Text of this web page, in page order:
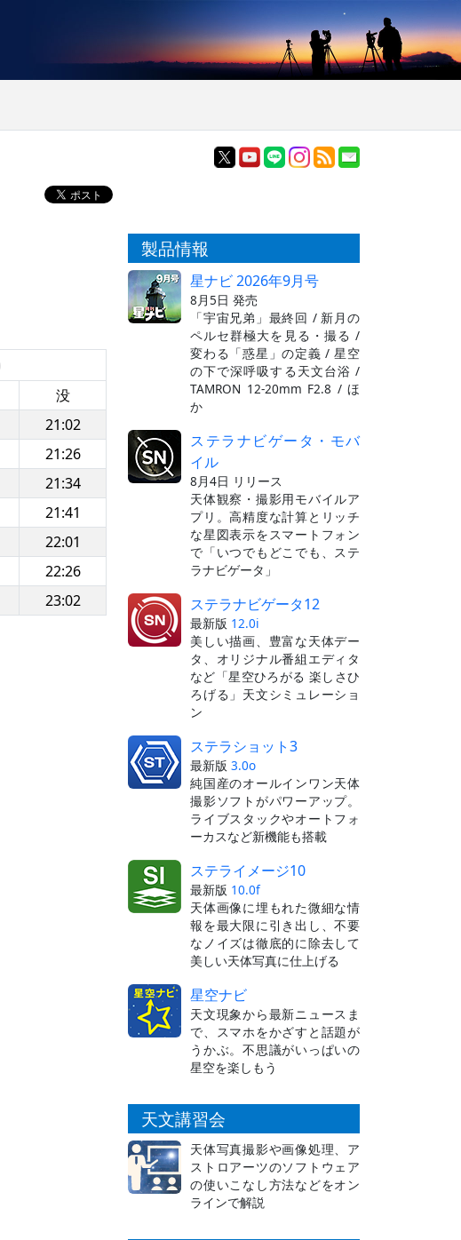
没
21:02
21:26
21:34
21:41
22:01
22:26
23:02
製品情報
星ナビ 2026年9月号
8月5日 発売
「宇宙兄弟」最終回 / 新月の
ペルセ群極大を見る・撮る /
変わる「惑星」の定義 / 星空
の下で深呼吸する天文台浴 /
TAMRON 12-20mm F2.8 / ほ
か
ステラナビゲータ・モバ
イル
8月4日 リリース
天体観察・撮影用モバイルア
プリ。高精度な計算とリッチ
な星図表示をスマートフォン
で「いつでもどこでも、ステ
ラナビゲータ」
ステラナビゲータ12
最新版 12.0i
美しい描画、豊富な天体デー
タ、オリジナル番組エディタ
など「星空ひろがる 楽しさひ
ろげる」天文シミュレーショ
ン
ステラショット3
最新版 3.0o
純国産のオールインワン天体
撮影ソフトがパワーアップ。
ライブスタックやオートフォ
ーカスなど新機能も搭載
ステライメージ10
最新版 10.0f
天体画像に埋もれた微細な情
報を最大限に引き出し、不要
なノイズは徹底的に除去して
美しい天体写真に仕上げる
星空ナビ
天文現象から最新ニュースま
で、スマホをかざすと話題が
うかぶ。不思議がいっぱいの
星空を楽しもう
天文講習会
天体写真撮影や画像処理、ア
ストロアーツのソフトウェア
の使いこなし方法などをオン
ラインで解説